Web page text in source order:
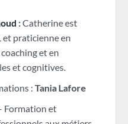
:Catherine est
praticienne en
et en
et cognitives.
: Tania Lafore
Formation et